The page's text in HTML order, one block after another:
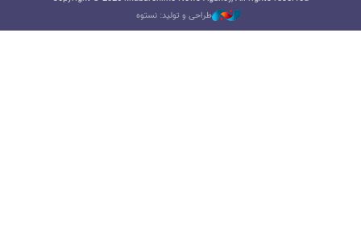
طراحی و تولید: نستوه